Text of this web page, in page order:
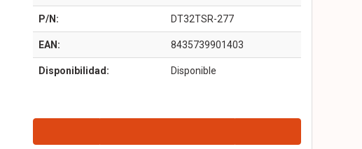
P/N: DT32TSR-277
EAN: 8435739901403
Disponibilidad: Disponible